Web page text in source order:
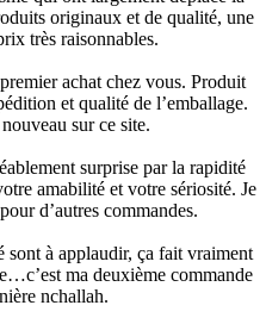
originaux et de qualité, une
très raisonnables.
achat chez vous. Produit
et qualité de l’emballage.
sur ce site.
surprise par la rapidité
amabilité et votre sériosité. Je
d’autres commandes.
sont à applaudir, ça fait vraiment
ma deuxième commande
nchallah.